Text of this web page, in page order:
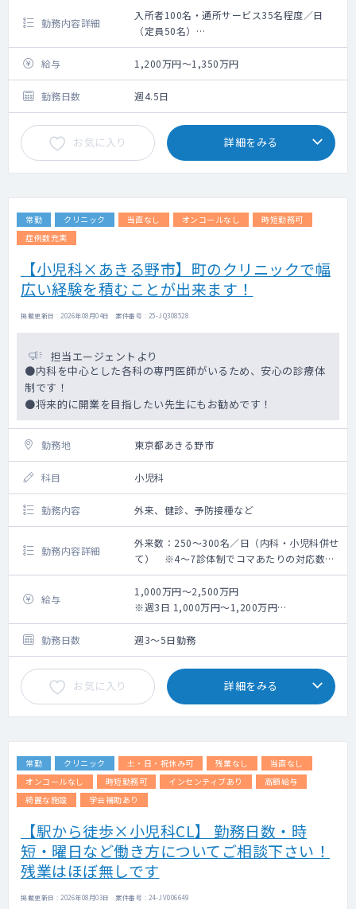
5名の体制です
勤務内容詳細
入所者100名・通所サービス35名程度／日
（定員50名）
入所者、通所サービスをご利用の方々の全身
管理業務をお願いいたします
給与 1,200万円～1,350万円
勤務日数 週4.5日
お気に入り 詳細をみる
常勤 クリニック 当直なし オンコールなし
時短勤務可
症例数充実
【小児科×あきる野市】町のクリニックで幅
広い経験を積むことが出来ます！
掲載更新日 : 2026年08月04日 案件番号 : 25-JQ308528
担当エージェントより
●内科を中心とした各科の専門医師がいるため、安心の診療体
制です！
●将来的に開業を目指したい先生にもお勧めです！
勤務地 東京都あきる野市
科目 小児科
勤務内容 外来、健診、予防接種など
勤務内容詳細
外来数：250～300名／日（内科・小児科併せ
て） ※4～7診体制でコマあたりの対応数
30名程度（小児科）
給与
1,000万円～2,500万円
※週3日 1,000万円～1,200万円
週5日 土日いずれか勤務、残業有で2,200
万円（理事雇用の場合2,500万円）
勤務日数 週3～5日勤務
お気に入り 詳細をみる
常勤 クリニック 土・日・祝休み可 残業なし
当直なし
オンコールなし
時短勤務可 インセンティブあり
高額給与
綺麗な施設
学会補助あり
【駅から徒歩×小児科CL】 勤務日数・時
短・曜日など働き方についてご相談下さい！
残業はほぼ無しです
掲載更新日 : 2026年08月03日 案件番号 : 24-JV006649